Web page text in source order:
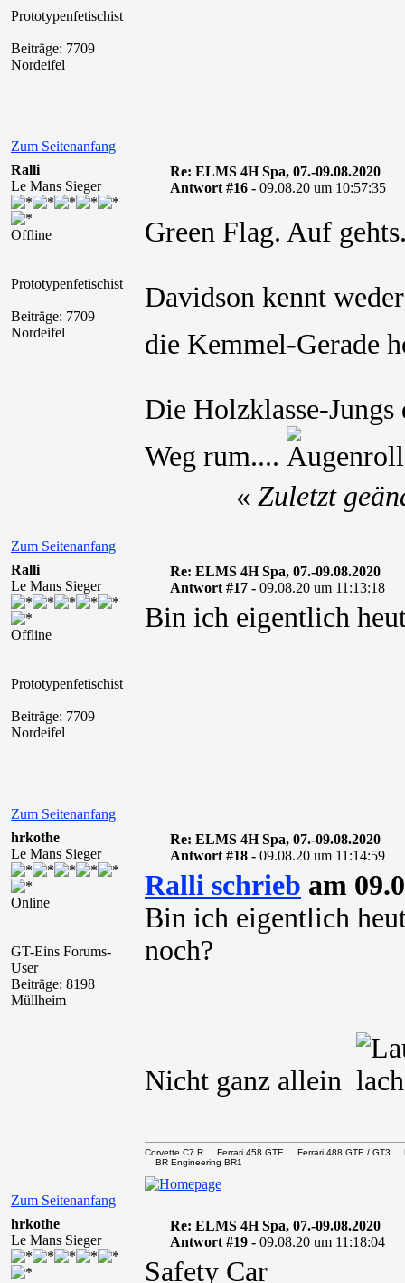
Prototypenfetischist
Beiträge: 7709
Nordeifel
Zum Seitenanfang
Ralli
Le Mans Sieger
Offline
Prototypenfetischist
Beiträge: 7709
Nordeifel
Re: ELMS 4H Spa, 07.-09.08.2020
Antwort #16 - 09.08.20 um 10:57:35
Green Flag. Auf
Davidson kennt
die Kemmel-Gerade
Die Holzklasse-
Weg rum....
Zum Seitenanfang
« Zuletzt
Ralli
Le Mans Sieger
Offline
Prototypenfetischist
Beiträge: 7709
Nordeifel
Re: ELMS 4H Spa, 07.-09.08.2020
Antwort #17 - 09.08.20 um 11:13:18
Bin ich eigentlich
Zum Seitenanfang
hrkothe
Le Mans Sieger
Online
GT-Eins Forums-
User
Beiträge: 8198
Müllheim
Re: ELMS 4H Spa, 07.-09.08.2020
Antwort #18 - 09.08.20 um 11:14:59
Ralli schrieb am
Bin ich eigentlich
noch?
Nicht ganz allein
Zum Seitenanfang
Corvette C7.R Ferrari 458 GTE Ferrari 488 GTE /
BR Engineering BR1
hrkothe
Le Mans Sieger
Re: ELMS 4H Spa, 07.-09.08.2020
Antwort #19 - 09.08.20 um 11:18:04
Safety Car